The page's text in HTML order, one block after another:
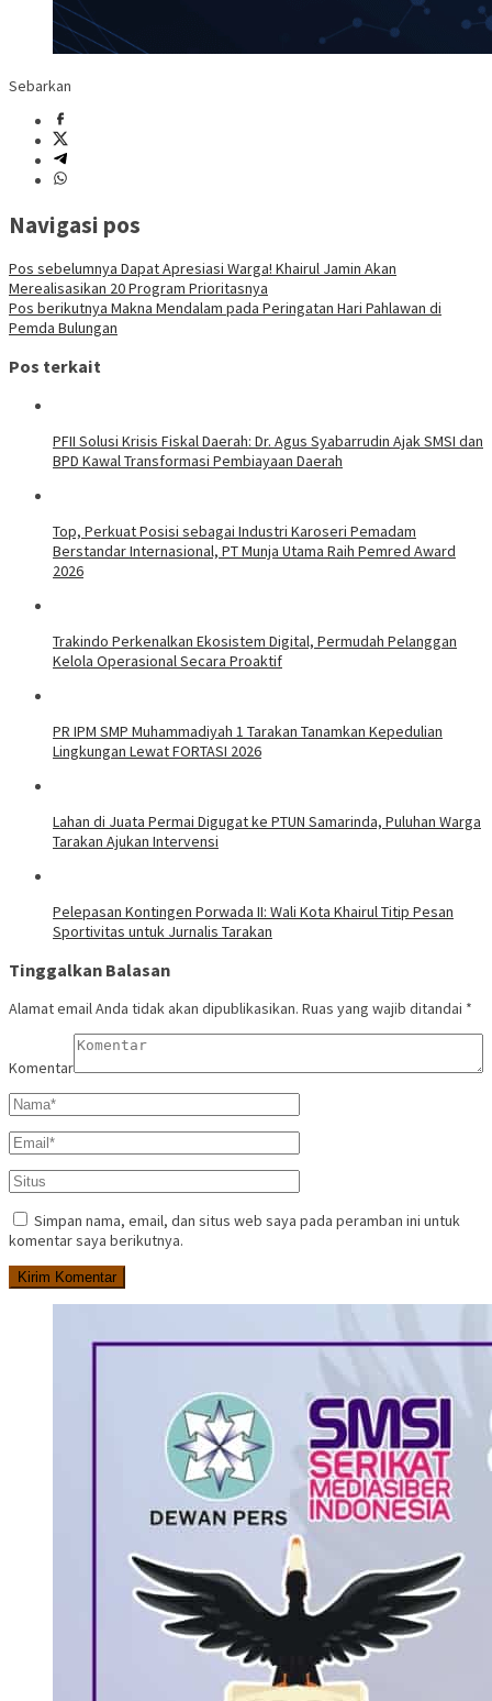
Sebarkan
Navigasi pos
Pos sebelumnya Dapat Apresiasi Warga! Khairul Jamin Akan
Merealisasikan 20 Program Prioritasnya
Pos berikutnya Makna Mendalam pada Peringatan Hari Pahlawan di
Pemda Bulungan
Pos terkait
PFII Solusi Krisis Fiskal Daerah: Dr. Agus Syabarrudin Ajak SMSI dan
BPD Kawal Transformasi Pembiayaan Daerah
Top, Perkuat Posisi sebagai Industri Karoseri Pemadam
Berstandar Internasional, PT Munja Utama Raih Pemred Award
2026
Trakindo Perkenalkan Ekosistem Digital, Permudah Pelanggan
Kelola Operasional Secara Proaktif
PR IPM SMP Muhammadiyah 1 Tarakan Tanamkan Kepedulian
Lingkungan Lewat FORTASI 2026
Lahan di Juata Permai Digugat ke PTUN Samarinda, Puluhan Warga
Tarakan Ajukan Intervensi
Pelepasan Kontingen Porwada II: Wali Kota Khairul Titip Pesan
Sportivitas untuk Jurnalis Tarakan
Tinggalkan Balasan
Alamat email Anda tidak akan dipublikasikan. Ruas yang wajib ditandai *
Komentar
Simpan nama, email, dan situs web saya pada peramban ini untuk
komentar saya berikutnya.